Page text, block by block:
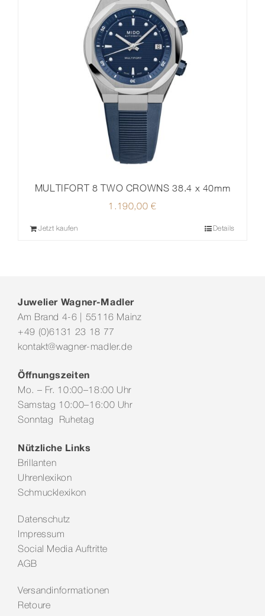
MULTIFORT 8 TWO CROWNS 38.4 x 40mm
1.190,00€
Jetzt kaufen Details
Juwelier Wagner-Madler
Am Brand 4-6 | 55116 Mainz
+49 (0)6131 23 18 77
kontakt@wagner-madler.de
Öffnungszeiten
Mo. – Fr. 10:00–18:00 Uhr
Samstag 10:00–16:00 Uhr
Sonntag Ruhetag
Nützliche Links
Brillanten
Uhrenlexikon
Schmucklexikon
Datenschutz
Impressum
Social Media Auftritte
AGB
Versandinformationen
Retoure